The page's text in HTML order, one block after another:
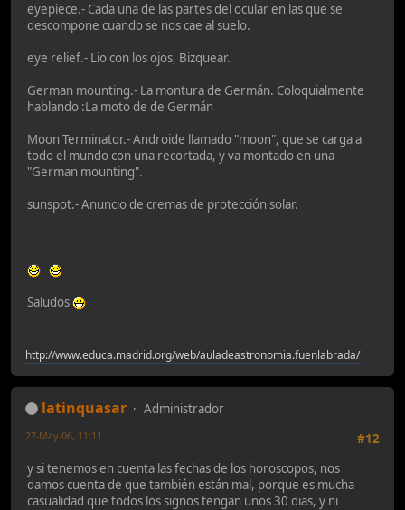
eyepiece.- Cada una de las partes del ocular en las que se
descompone cuando se nos cae al suelo.
eye relief.- Lio con los ojos, Bizquear.
German mounting.- La montura de Germán. Coloquialmente
hablando :La moto de de Germán
Moon Terminator.- Androide llamado "moon", que se carga a
todo el mundo con una recortada, y va montado en una
"German mounting".
sunspot.- Anuncio de cremas de protección solar.
Saludos
http://www.educa.madrid.org/web/auladeastronomia.fuenlabrada/
latinquasar
Administrador
#12
27-May-06, 11:11
y si tenemos en cuenta las fechas de los horoscopos, nos
damos cuenta de que también están mal, porque es mucha
casualidad que todos los signos tengan unos 30 dias, y ni